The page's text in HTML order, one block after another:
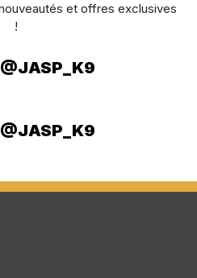
et offres exclusives
!
@JASP_K9
@JASP_K9